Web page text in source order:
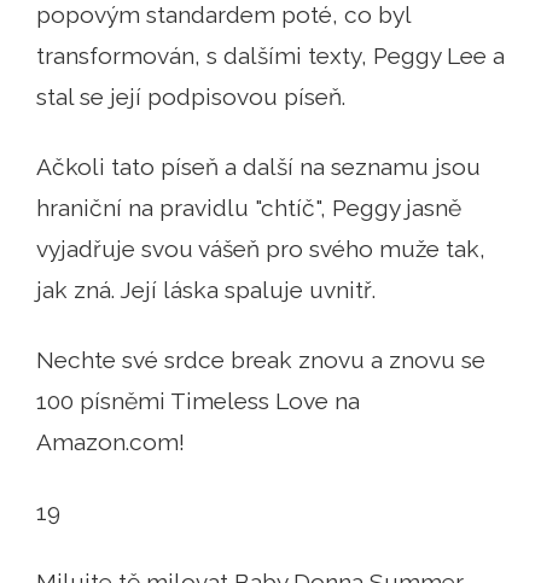
popovým standardem poté, co byl
transformován, s dalšími texty, Peggy Lee a
stal se její podpisovou píseň.
Ačkoli tato píseň a další na seznamu jsou
hraniční na pravidlu "chtíč", Peggy jasně
vyjadřuje svou vášeň pro svého muže tak,
jak zná. Její láska spaluje uvnitř.
Nechte své srdce break znovu a znovu se
100 písněmi Timeless Love na
Amazon.com!
19